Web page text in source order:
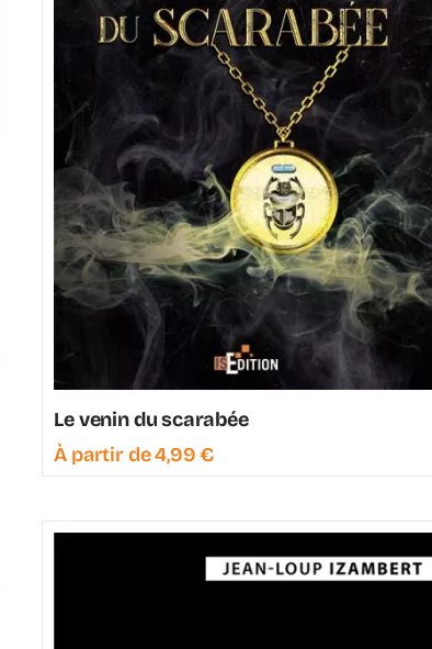
Le venin du scarabée
À partir de4,99€